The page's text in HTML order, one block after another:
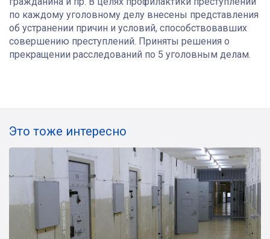
по каждому уголовному делу внесены представления
об устранении причин и условий, способствовавших
совершению преступлений. Приняты решения о
прекращении расследований по 5 уголовным делам.
Это тоже интересно